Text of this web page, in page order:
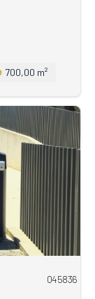
700,00 m²
045836